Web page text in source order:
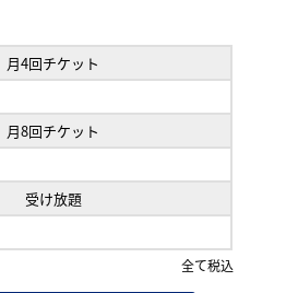
月4回チケット
月8回チケット
受け放題
全て税込